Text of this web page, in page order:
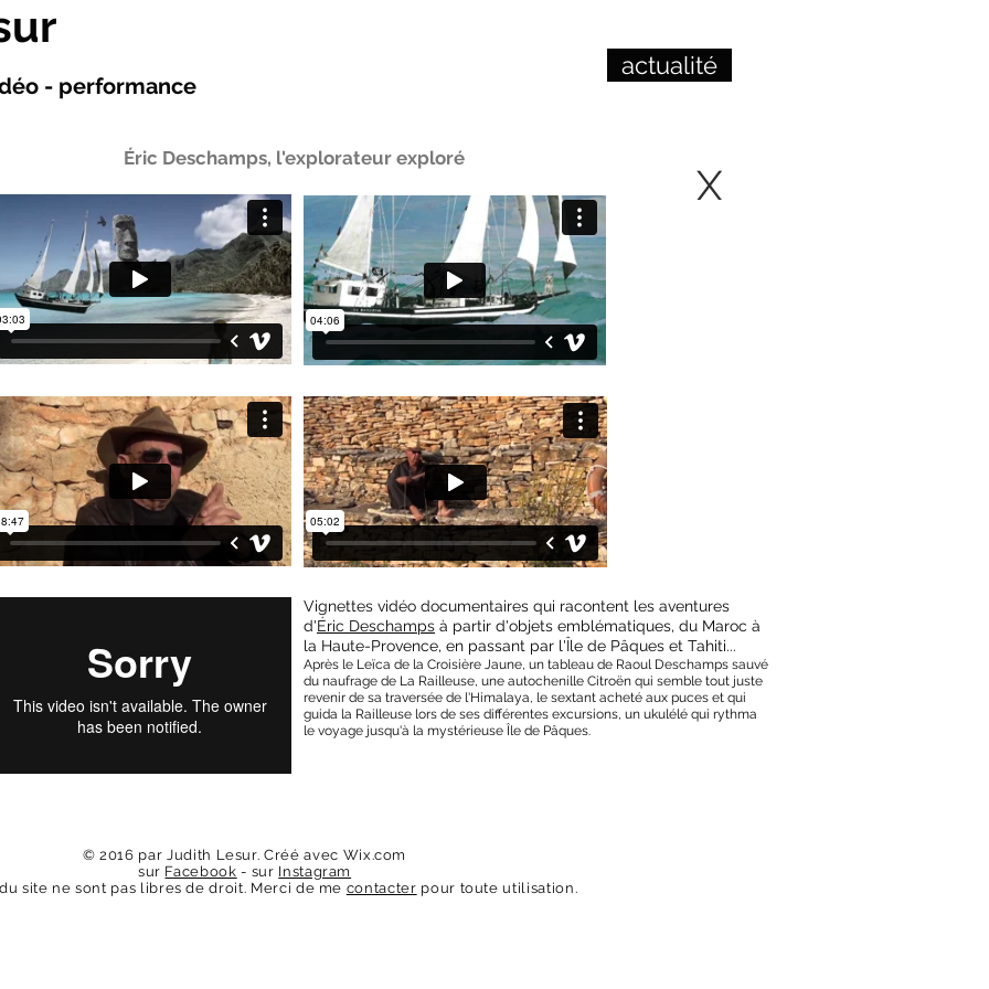
- performance
actualité
Éric Deschamps, l'explorateur exploré
X
Vignettes vidéo documentaires qui racontent les aventures
d'Éric Deschamps à partir d'objets emblématiques, du Maroc à
la Haute-Provence, en passant par l'Île de Pâques et Tahiti...
Après le Leïca de la Croisière Jaune, un tableau de Raoul Deschamps sauvé
du naufrage de La Railleuse, une autochenille Citroën qui semble tout juste
revenir de sa traversée de l'Himalaya, le sextant acheté aux puces et qui
guida la Railleuse lors de ses différentes excursions, un ukulélé qui rythma
le voyage jusqu'à la mystérieuse Île de Pâques.
© 2016 par Judith Lesur. Créé avec Wix.com
sur Facebook - sur Instagram
site ne sont pas libres de droit. Merci de me contacter pour toute utilisation.